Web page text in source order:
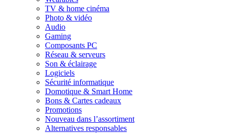
TV & home cinéma
Photo & vidéo
Audio
Gaming
Composants PC
Réseau & serveurs
Son & éclairage
Logiciels
Sécurité informatique
Domotique & Smart Home
Bons & Cartes cadeaux
Promotions
Nouveau dans l’assortiment
Alternatives responsables